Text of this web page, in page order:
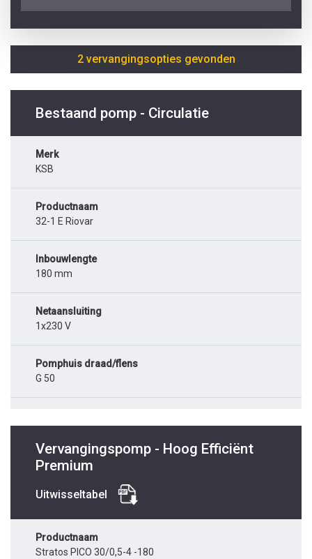
2 vervangingsopties gevonden
Bestaand pomp - Circulatie
Merk
KSB
Productnaam
32-1 E Riovar
Inbouwlengte
180 mm
Netaansluiting
1x230 V
Pomphuis draad/flens
G 50
Vervangingspomp - Hoog Efficiënt
Premium
Uitwisseltabel
Productnaam
Stratos PICO 30/0,5-4 -180